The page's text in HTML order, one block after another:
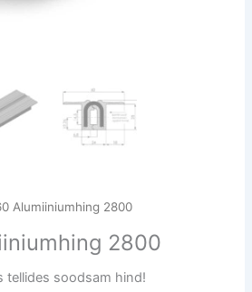
Alumiiniumhing 2800
2800
tellides soodsam hind!